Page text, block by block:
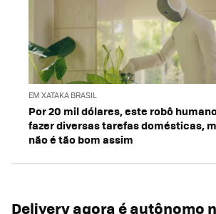
EM XATAKA BRASIL
Por 20 mil dólares, este robô
fazer diversas tarefas domésticas,
não é tão bom assim
Delivery agora é autônomo